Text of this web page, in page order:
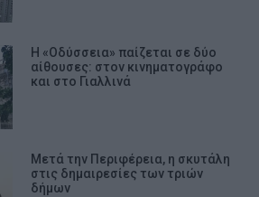
Η «Οδύσσεια» παίζεται σε δύο
αίθουσες: στον κινηματογράφο
και στο Γιαλλινά
Μετά την Περιφέρεια, η σκυτάλη
στις δημαιρεσίες των τριών
δήμων